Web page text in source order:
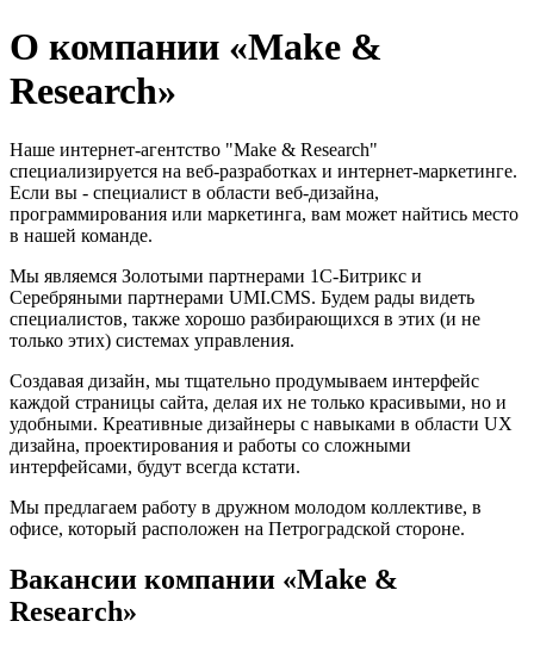
О компании «Make &
Research»
Наше интернет-агентство "Make & Research"
специализируется на веб-разработках и интернет-маркетинге.
Если вы - специалист в области веб-дизайна,
программирования или маркетинга, вам может найтись место
в нашей команде.
Мы являемся Золотыми партнерами 1С-Битрикс и
Серебряными партнерами UMI.CMS. Будем рады видеть
специалистов, также хорошо разбирающихся в этих (и не
только этих) системах управления.
Создавая дизайн, мы тщательно продумываем интерфейс
каждой страницы сайта, делая их не только красивыми, но и
удобными. Креативные дизайнеры с навыками в области UX
дизайна, проектирования и работы со сложными
интерфейсами, будут всегда кстати.
Мы предлагаем работу в дружном молодом коллективе, в
офисе, который расположен на Петроградской стороне.
Вакансии компании «Make &
Research»